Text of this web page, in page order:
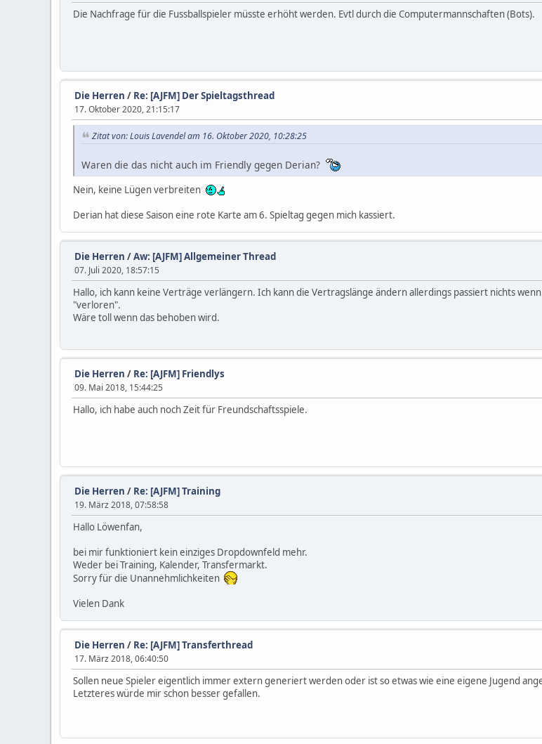
Die Nachfrage für die Fussballspieler müsste erhöht werden. Evtl durch die Computermannschaften (Bots).
Die Herren / Re: [AJFM] Der Spieltagsthread
17. Oktober 2020, 21:15:17
Zitat von: Louis Lavendel am 16. Oktober 2020, 10:28:25
Waren die das nicht auch im Friendly gegen Derian?
Nein, keine Lügen verbreiten
Derian hat diese Saison eine rote Karte am 6. Spieltag gegen mich kassiert.
Die Herren /Aw: [AJFM] Allgemeiner Thread
07. Juli 2020, 18:57:15
Hallo, ich kann keine Verträge verlängern. Ich kann die Vertragslänge ändern allerdings passiert nichts
"verloren".
Wäre toll wenn das behoben wird.
Die Herren / Re: [AJFM] Friendlys
09. Mai 2018, 15:44:25
Hallo, ich habe auch noch Zeit für Freundschaftsspiele.
Die Herren / Re: [AJFM] Training
19. März 2018, 07:58:58
Hallo Löwenfan,
bei mir funktioniert kein einziges Dropdownfeld mehr.
Weder bei Training, Kalender, Transfermarkt.
Sorry für die Unannehmlichkeiten
Vielen Dank
Die Herren / Re: [AJFM] Transferthread
17. März 2018, 06:40:50
Sollen neue Spieler eigentlich immer extern generiert werden oder ist so etwas wie eine eigene Jugend
Letzteres würde mir schon besser gefallen.